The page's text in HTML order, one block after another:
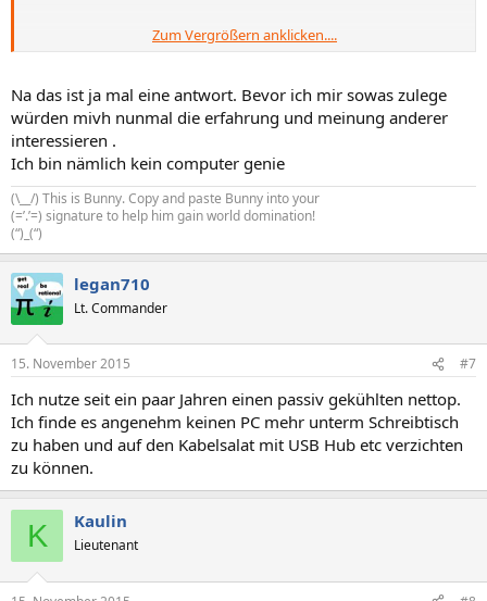
Also entscheide selbst.
Zum Vergrößern anklicken....
Na das ist ja mal eine antwort. Bevor ich mir sowas zulege
würden mivh nunmal die erfahrung und meinung anderer
interessieren .
Ich bin nämlich kein computer genie
(\__/) This is Bunny. Copy and paste Bunny into your
(=’.’=) signature to help him gain world domination!
(“)_(“)
legan710
Lt. Commander
15. November 2015 #7
Ich nutze seit ein paar Jahren einen passiv gekühlten nettop.
Ich finde es angenehm keinen PC mehr unterm Schreibtisch
zu haben und auf den Kabelsalat mit USB Hub etc verzichten
zu können.
K Kaulin
Lieutenant